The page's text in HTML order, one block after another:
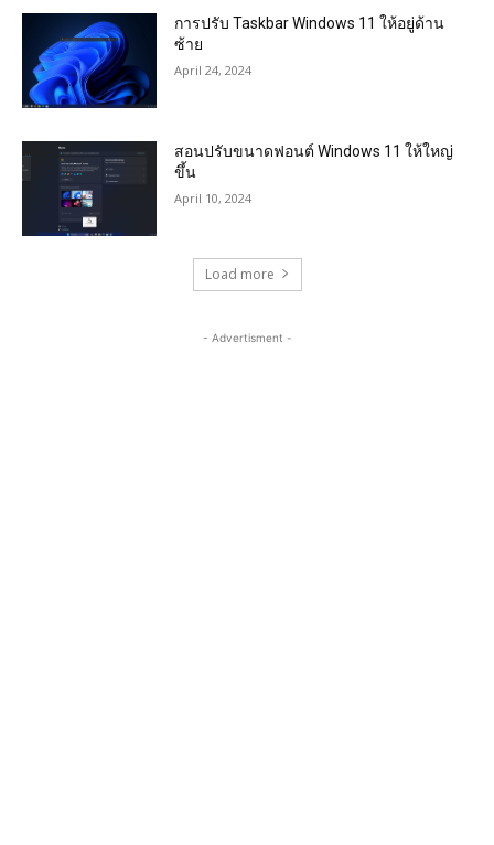
การปรับ Taskbar Windows 11 ให้อยู่ด้าน
ซ้าย
April 24, 2024
สอนปรับขนาดฟอนต์ Windows 11 ให้ใหญ่
ขึ้น
April 10, 2024
Load more
- Advertisment -